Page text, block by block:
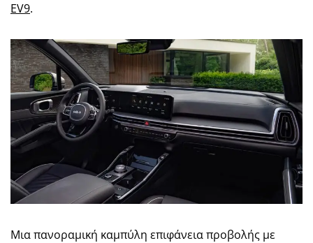
EV9.
Μια πανοραμική καμπύλη επιφάνεια προβολής με